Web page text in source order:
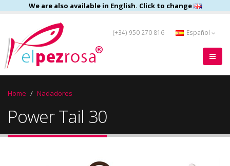
We are also available in English. Click to change
(+34) 950 270 816 Español
Home Nadadores
Power Tail 30